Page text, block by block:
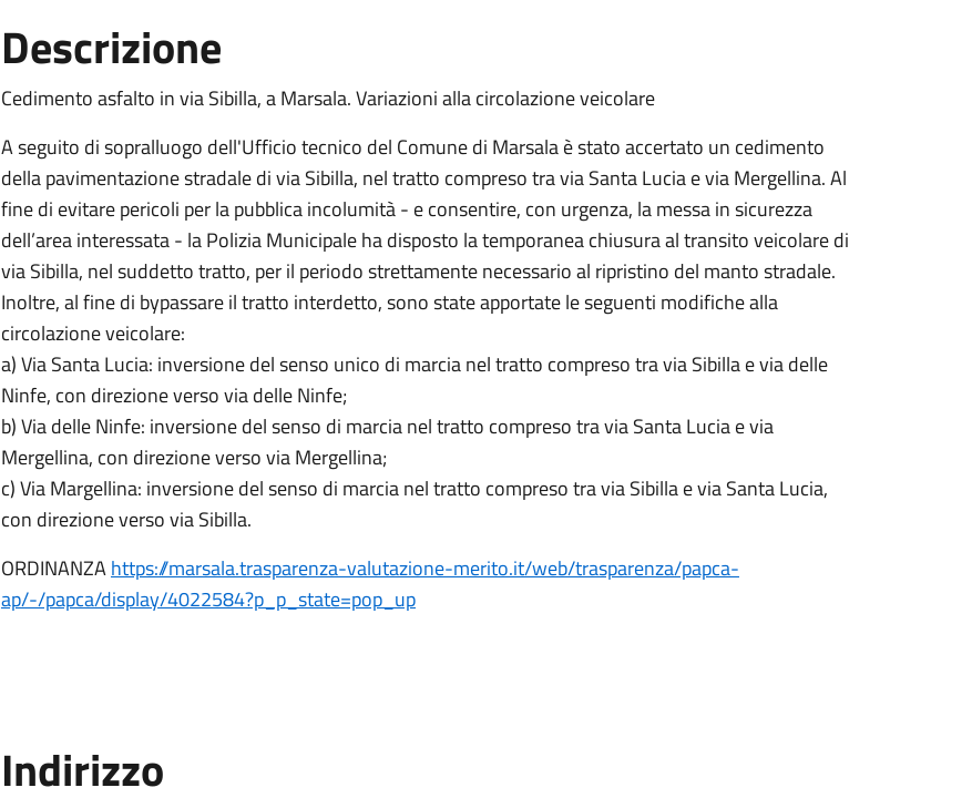
Descrizione
Cedimento asfalto in via Sibilla, a Marsala. Variazioni alla circolazione veicolare
A seguito di sopralluogo dell'Ufficio tecnico del Comune di Marsala è stato accertato un cedimento
della pavimentazione stradale di via Sibilla, nel tratto compreso tra via Santa Lucia e via Mergellina. Al
fine di evitare pericoli per la pubblica incolumità - e consentire, con urgenza, la messa in sicurezza
dell’area interessata - la Polizia Municipale ha disposto la temporanea chiusura al transito veicolare di
via Sibilla, nel suddetto tratto, per il periodo strettamente necessario al ripristino del manto stradale.
Inoltre, al fine di bypassare il tratto interdetto, sono state apportate le seguenti modifiche alla
circolazione veicolare:
a) Via Santa Lucia: inversione del senso unico di marcia nel tratto compreso tra via Sibilla e via delle
Ninfe, con direzione verso via delle Ninfe;
b) Via delle Ninfe: inversione del senso di marcia nel tratto compreso tra via Santa Lucia e via
Mergellina, con direzione verso via Mergellina;
c) Via Margellina: inversione del senso di marcia nel tratto compreso tra via Sibilla e via Santa Lucia,
con direzione verso via Sibilla.
ORDINANZAhttps://marsala.trasparenza-valutazione-merito.it/web/trasparenza/papca-
ap/-/papca/display/4022584?p_p_state=pop_up
Indirizzo